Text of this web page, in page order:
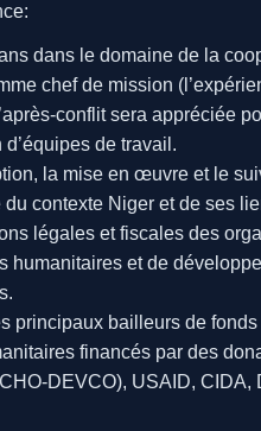
dans le domaine de la
chef de mission
conflit sera appréciée
de travail.
la mise en œuvre et le
contexte Niger et de ses
légales et fiscales des
humanitaires et de
principaux bailleurs de
financés par des
DEVCO), USAID, CIDA,